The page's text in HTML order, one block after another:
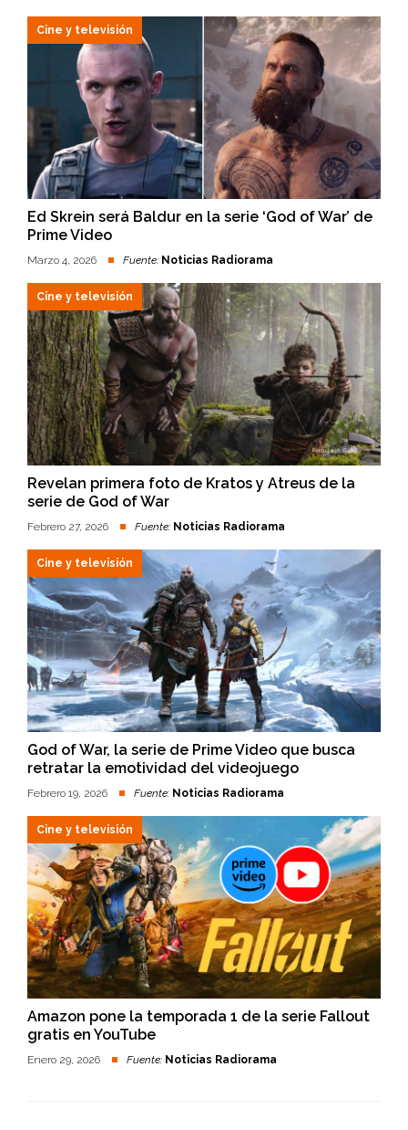
Cine y televisión
Ed Skrein será Baldur en la serie ‘God of War’ de
Prime Video
Marzo 4, 2026 Fuente: Noticias Radiorama
Cine y televisión
Revelan primera foto de Kratos y Atreus de la
serie de God of War
Febrero 27, 2026 Fuente: Noticias Radiorama
Cine y televisión
God of War, la serie de Prime Video que busca
retratar la emotividad del videojuego
Febrero 19, 2026 Fuente: Noticias Radiorama
Cine y televisión
Amazon pone la temporada 1 de la serie Fallout
gratis en YouTube
Enero 29, 2026 Fuente: Noticias Radiorama